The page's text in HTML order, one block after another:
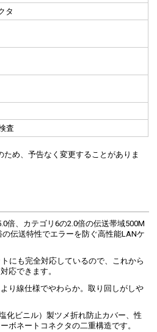
タ
査
め、予告なく変更することがありま
倍、カテゴリ6の2.0倍の伝送帯域500M
伝送特性でエラーを防ぐ高性能LANケ
にも完全対応しているので、これから
応できます。
り線仕様でやわらか。取り回しがしや
化ビニル）製ツメ折れ防止カバー、性
ボネートコネクタの二重構造です。